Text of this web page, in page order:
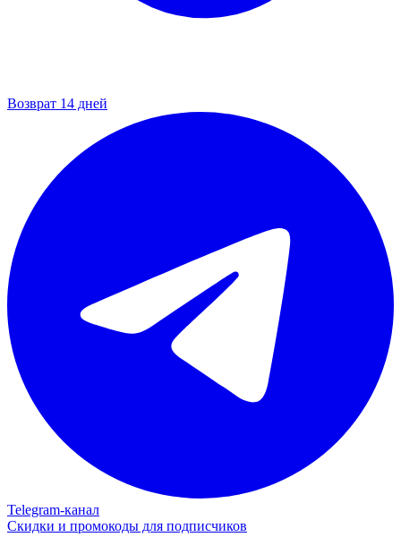
Возврат 14 дней
Telegram‑канал
Скидки и промокоды для подписчиков